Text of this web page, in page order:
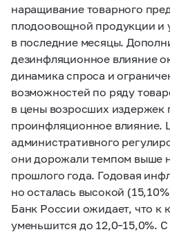
наращивание товарного
плодоовощной продукции и
в последние месяцы.
дезинфляционное влияние
динамика спроса и
возможностей по ряду
в цены возросших издержек
проинфляционное влияние.
административного
они дорожали темпом выше
прошлого года. Годовая
но осталась высокой
Банк России ожидает, что к
уменьшится до 12,0–15,0%.